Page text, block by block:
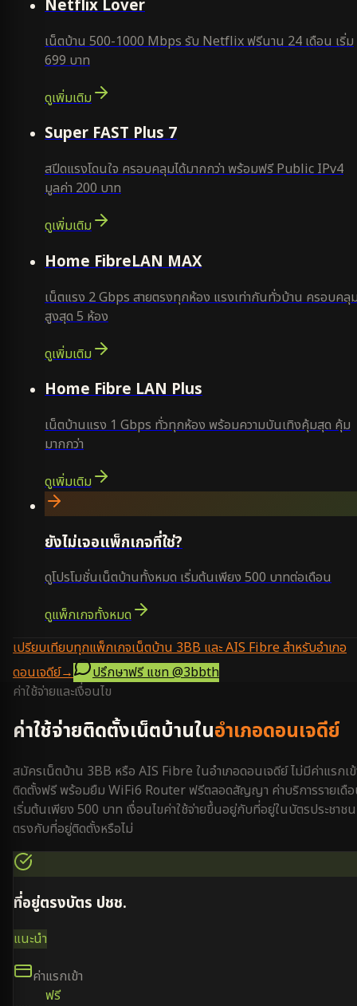
Netflix Lover
เน็ตบ้าน 500-1000 Mbps รับ Netflix ฟรีนาน 24 เดือน เริ่ม
699 บาท
ดูเพิ่มเติม
Super FAST Plus 7
สปีดแรงโดนใจ ครอบคลุมได้มากกว่า พร้อมฟรี Public IPv4
มูลค่า 200 บาท
ดูเพิ่มเติม
Home FibreLAN MAX
เน็ตแรง 2 Gbps สายตรงทุกห้อง แรงเท่ากันทั่วบ้าน ครอบคลุ
สูงสุด 5 ห้อง
ดูเพิ่มเติม
Home Fibre LAN Plus
เน็ตบ้านแรง 1 Gbps ทั่วทุกห้อง พร้อมความบันเทิงคุ้มสุด คุ้ม
มากกว่า
ดูเพิ่มเติม
ยังไม่เจอแพ็กเกจที่ใช่?
ดูโปรโมชั่นเน็ตบ้านทั้งหมด เริ่มต้นเพียง 500 บาทต่อเดือน
ดูแพ็กเกจทั้งหมด
เปรียบเทียบทุกแพ็กเกจเน็ตบ้าน 3BB และ AIS Fibre สำหรับอำเภอ
ดอนเจดีย์→ ปรึกษาฟรี แชท@3bbth
ค่าใช้จ่ายและเงื่อนไข
ค่าใช้จ่ายติดตั้งเน็ตบ้านในอำเภอดอนเจดีย์
สมัครเน็ตบ้าน 3BB หรือ AIS Fibre ในอำเภอดอนเจดีย์ไม่มีค่าแรกเ
ติดตั้งฟรี พร้อมยืม WiFi6 Router ฟรีตลอดสัญญา ค่าบริการรายเดื
เริ่มต้นเพียง 500 บาท เงื่อนไขค่าใช้จ่ายขึ้นอยู่กับที่อยู่ในบัตรประชาชน
ตรงกับที่อยู่ติดตั้งหรือไม่
ที่อยู่ตรงบัตร ปชช.
แนะนำ
ค่าแรกเข้า
ฟรี